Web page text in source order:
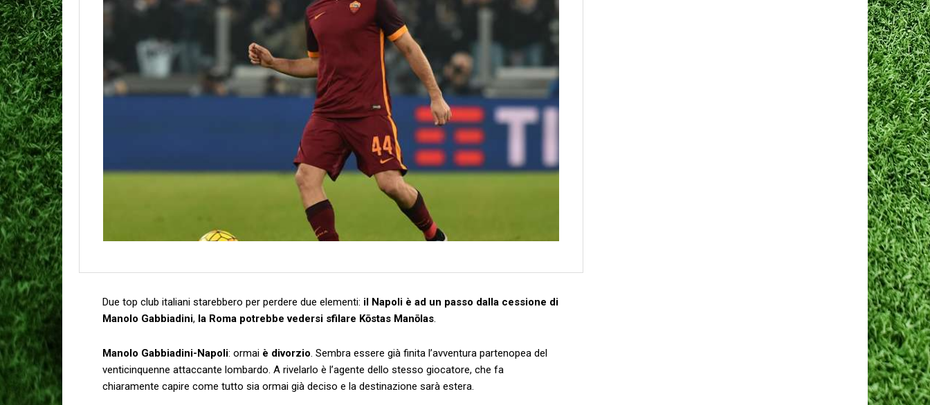
Due top club italiani starebbero per perdere due elementi: il Napoli è ad un passo dalla cessione di
Manolo Gabbiadini, la Roma potrebbe vedersi sfilare Kōstas Manōlas.
Manolo Gabbiadini-Napoli: ormai è divorzio. Sembra essere già finita l’avventura partenopea del
venticinquenne attaccante lombardo. A rivelarlo è l’agente dello stesso giocatore, che fa
chiaramente capire come tutto sia ormai già deciso e la destinazione sarà estera.